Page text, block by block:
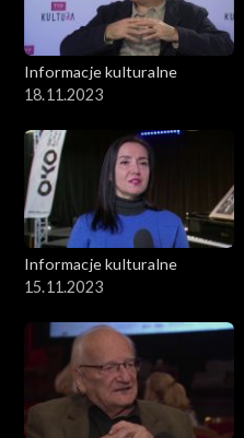
Informacje kulturalne
18.11.2023
Informacje kulturalne
15.11.2023